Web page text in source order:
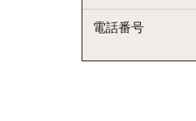
電話番号